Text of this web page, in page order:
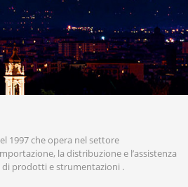
1997 che opera nel settore
la distribuzione e l’assistenza
di prodotti e strumentazioni .